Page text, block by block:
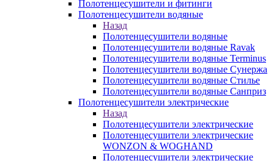
Полотенцесушители и фитинги
Полотенцесушители водяные
Назад
Полотенцесушители водяные
Полотенцесушители водяные Ravak
Полотенцесушители водяные Terminus
Полотенцесушители водяные Сунержа
Полотенцесушители водяные Стилье
Полотенцесушители водяные Санприз
Полотенцесушители электрические
Назад
Полотенцесушители электрические
Полотенцесушители электрические
WONZON & WOGHAND
Полотенцесушители электрические